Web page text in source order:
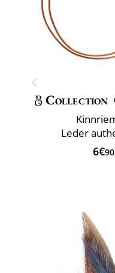
Collection
Leder
6€90